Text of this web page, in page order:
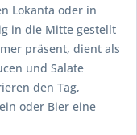
Lokanta oder in
in die Mitte gestellt
präsent, dient als
und Salate
den Tag,
oder Bier eine